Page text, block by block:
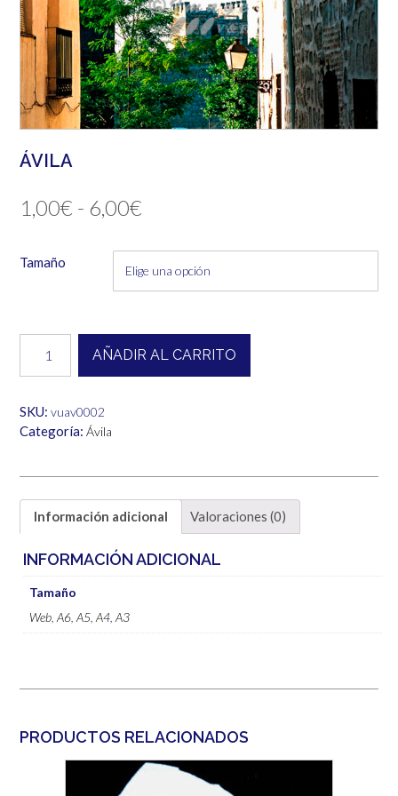
ÁVILA
1,00€ - 6,00€
precios:
1,00€
hasta
Tamaño
cantidad
AÑADIR AL CARRITO
SKU: vuav0002
Categoría: Ávila
Información adicional Valoraciones (0)
INFORMACIÓN ADICIONAL
Tamaño
Web ,A6 ,A5 ,A4 ,A3
PRODUCTOS RELACIONADOS